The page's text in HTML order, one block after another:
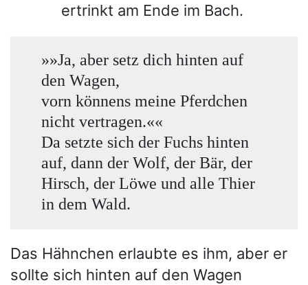
ertrinkt am Ende im Bach.
»»Ja, aber setz dich hinten auf
den Wagen,
vorn könnens meine Pferdchen
nicht vertragen.««
Da setzte sich der Fuchs hinten
auf, dann der Wolf, der Bär, der
Hirsch, der Löwe und alle Thier
in dem Wald.
Das Hähnchen erlaubte es ihm, aber er
sollte sich hinten auf den Wagen